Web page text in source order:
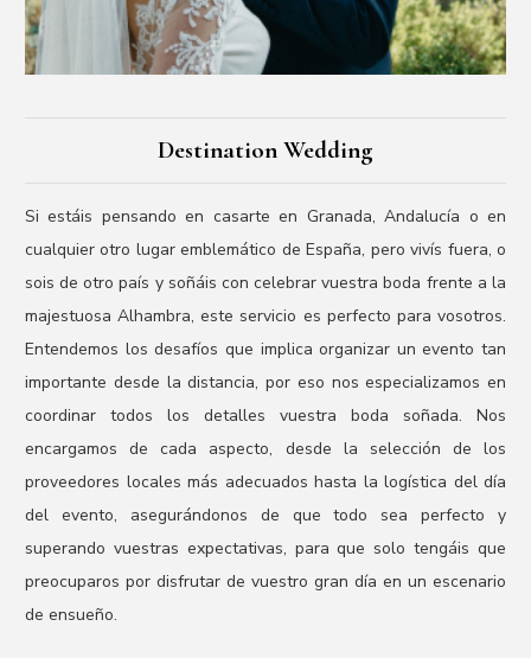
Destination Wedding
Si estáis pensando en casarte en Granada, Andalucía o en
cualquier otro lugar emblemático de España, pero vivís fuera, o
sois de otro país y soñáis con celebrar vuestra boda frente a la
majestuosa Alhambra, este servicio es perfecto para vosotros.
Entendemos los desafíos que implica organizar un evento tan
importante desde la distancia, por eso nos especializamos en
coordinar todos los detalles vuestra boda soñada. Nos
encargamos de cada aspecto, desde la selección de los
proveedores locales más adecuados hasta la logística del día
del evento, asegurándonos de que todo sea perfecto y
superando vuestras expectativas, para que solo tengáis que
preocuparos por disfrutar de vuestro gran día en un escenario
de ensueño.